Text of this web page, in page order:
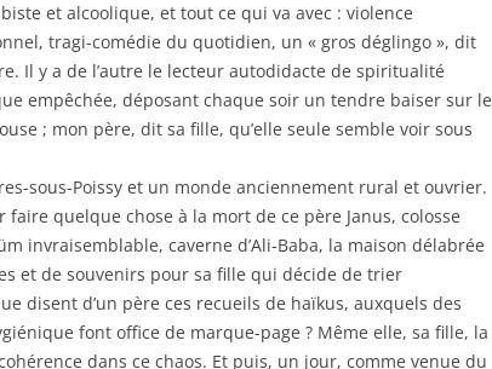
et alcoolique, et tout ce qui va avec : violence
tragi-comédie du quotidien, un « gros déglingo », dit
Il y a de l’autre le lecteur autodidacte de spiritualité
empêchée, déposant chaque soir un tendre baiser sur le
; mon père, dit sa fille, qu’elle seule semble voir sous
sous-Poissy et un monde anciennement rural et ouvrier.
quelque chose à la mort de ce père Janus, colosse
invraisemblable, caverne d’Ali-Baba, la maison délabrée
et de souvenirs pour sa fille qui décide de trier
disent d’un père ces recueils de haïkus, auxquels des
font office de marque-page ? Même elle, sa fille, la
dans ce chaos. Et puis, un jour, comme venue du